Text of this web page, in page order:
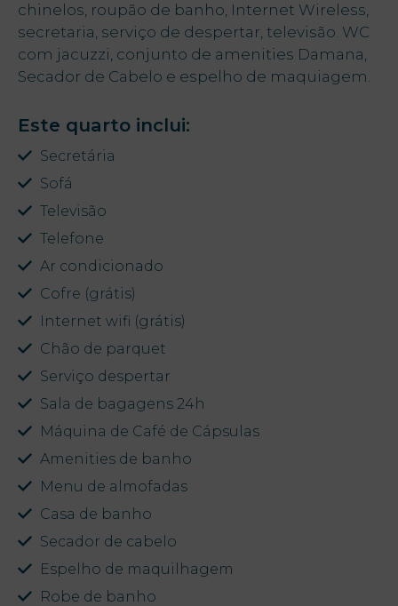
Ofertas
My Natura
Destino
Galeria de
Fotos
Vouchers
Contacto
Localização
Notícias
chinelos, roupão de banho, Internet Wireless,
secretaria, serviço de despertar, televisão. WC
com jacuzzi, conjunto de amenities Damana,
Secador de Cabelo e espelho de maquiagem.
Este quarto inclui:
Secretária
Sofá
Televisão
Telefone
Ar condicionado
Cofre (grátis)
Internet wifi (grátis)
Chão de parquet
Serviço despertar
Sala de bagagens 24h
Máquina de Café de Cápsulas
Amenities de banho
Menu de almofadas
Casa de banho
Secador de cabelo
Espelho de maquilhagem
Robe de banho